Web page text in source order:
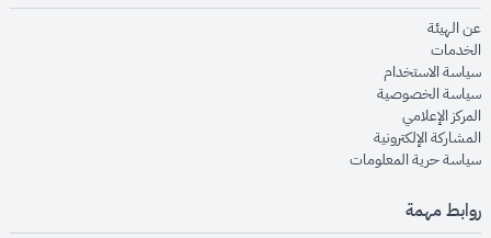
عن الهيئةopens in new window
الخدماتopens in new window
سياسة الاستخدام
سياسة الخصوصيةopens in new window
المركز الإعلاميopens in new window
المشاركة الإلكترونيةopens in new window
سياسة حرية المعلوماتopens in new window
روابط مهمة